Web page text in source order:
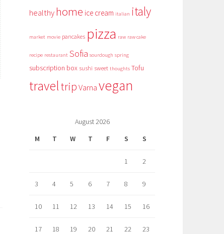
healthyhome ice cream italian italy
market movie pancakes pizza raw raw cake
recipe restaurant Sofia sourdough spring
subscription box sushi sweet thoughts Tofu
traveltripVarnavegan
August 2026
M
T W T F S S
1 2
3 4 5 6 7 8 9
10 11 12 13 14 15 16
17 18 19 20 21 22 23